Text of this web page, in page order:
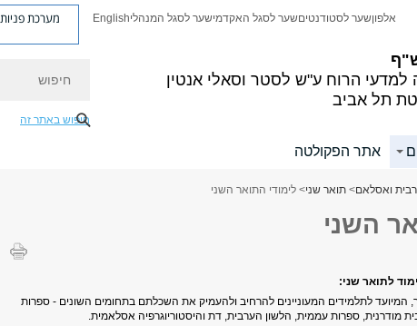
למדעי הרוח ע"ש לסטר וסאלי אנטין
תל אביב
אלפוןשער לסטודנטיםשער לסגל האקדמישער לסגל המנהליEnglish מערכת פניות
חיפוש באתר זה
אתר הפקולטה
ואסלאם> תואר שני> לימודי התואר השני
השני
לתואר שני:
המיועד לתלמידים המעוניינים להרחיב ולהעמיק את השכלתם בתחומים השונים - ספרות
מודרנית, ספרות עממית, הלשון הערבית, דת והיסטוריוגרפיה אסלאמית.